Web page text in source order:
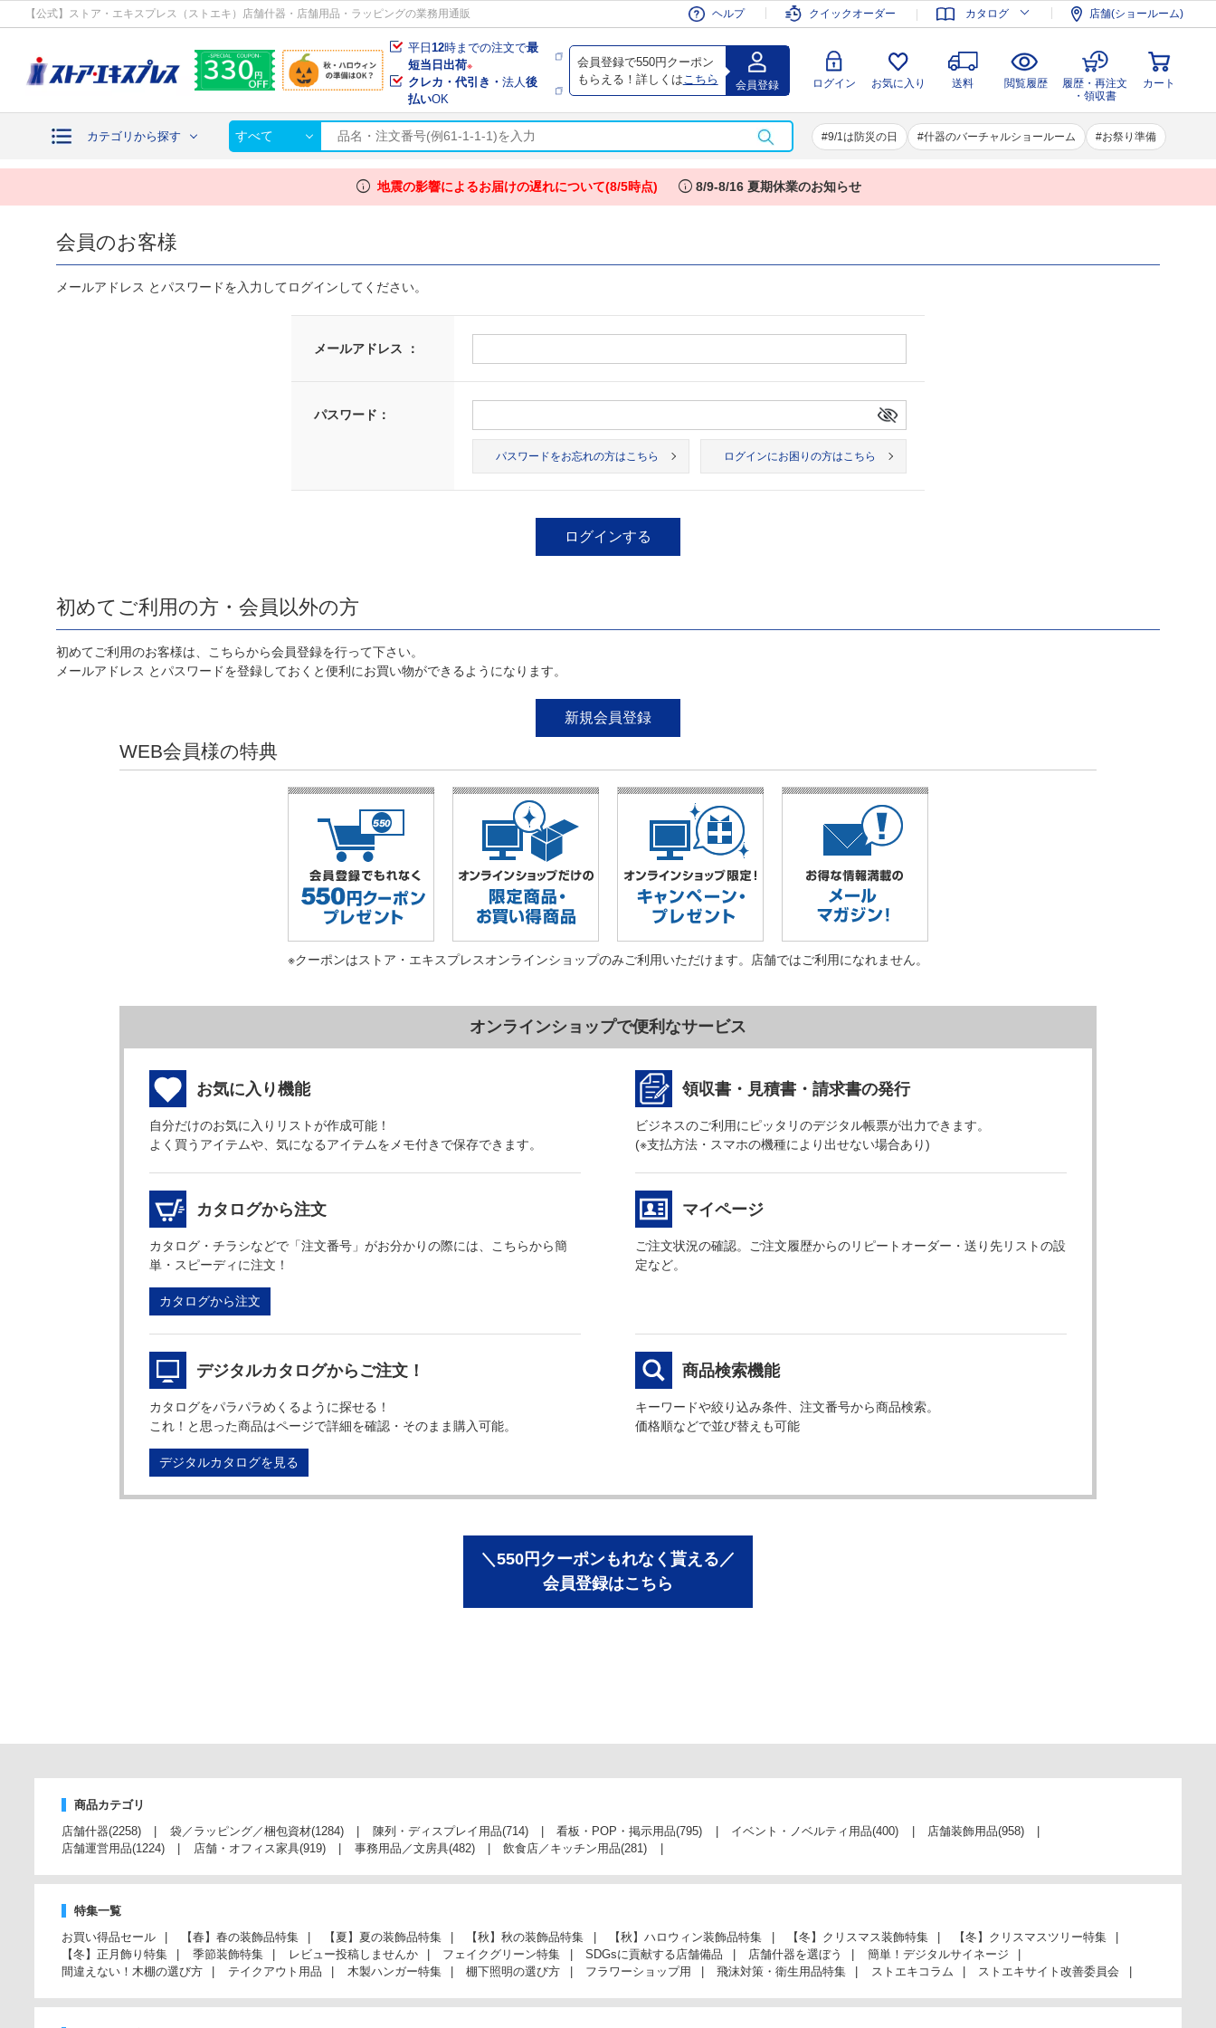
【公式】ストア・エキスプレス（ストエキ）店舗什器・店舗用品・ラッピングの業務用通販 ヘルプ クイックオーダー カタログ 店舗(ショールーム)
平日12時までの注文で最
短当日出荷※
クレカ・代引き・法人後
払いOK
会員登録で550円クーポン
もらえる！詳しくは こちら 会員登録 ログイン お気に入り 送料 閲覧履歴
履歴・再注文
・領収書
カート
カテゴリから探す すべて 9/1は防災の日 什器のバーチャルショールーム お祭り準備
会員登録 ログイン お気に入り 送料 閲覧履歴
履歴・再注文
・領収書
カート
info 地震の影響によるお届けの遅れについて(8/5時点) info 8/9-8/16 夏期休業のお知らせ
会員のお客様
メールアドレス とパスワードを入力してログインしてください。
メールアドレス ：
パスワード：
パスワードをお忘れの方はこちら ログインにお困りの方はこちら
初めてご利用の方・会員以外の方
初めてご利用のお客様は、こちらから会員登録を行って下さい。
メールアドレス とパスワードを登録しておくと便利にお買い物ができるようになります。
WEB会員様の特典
※クーポンはストア・エキスプレスオンラインショップのみご利用いただけます。店舗ではご利用になれません。
オンラインショップで便利なサービス
お気に入り機能
自分だけのお気に入りリストが作成可能！
よく買うアイテムや、気になるアイテムをメモ付きで保存できます。
領収書・見積書・請求書の発行
ビジネスのご利用にピッタリのデジタル帳票が出力できます。
(※支払方法・スマホの機種により出せない場合あり)
カタログから注文
カタログ・チラシなどで「注文番号」がお分かりの際には、こちらから簡
単・スピーディに注文！
カタログから注文
マイページ
ご注文状況の確認。ご注文履歴からのリピートオーダー・送り先リストの設
定など。
デジタルカタログからご注文！
カタログをパラパラめくるように探せる！
これ！と思った商品はページで詳細を確認・そのまま購入可能。
デジタルカタログを見る
商品検索機能
キーワードや絞り込み条件、注文番号から商品検索。
価格順などで並び替えも可能
＼550円クーポンもれなく貰える／
会員登録はこちら
商品カテゴリ
店舗什器(2258) 袋／ラッピング／梱包資材(1284) 陳列・ディスプレイ用品(714) 看板・POP・掲示用品(795) イベント・ノベルティ用品(400) 店舗装飾用品(958)
店舗運営用品(1224) 店舗・オフィス家具(919) 事務用品／文房具(482) 飲食店／キッチン用品(281)
特集一覧
お買い得品セール
【春】春の装飾品特集 【夏】夏の装飾品特集 【秋】秋の装飾品特集 【秋】ハロウィン装飾品特集 【冬】クリスマス装飾特集
【冬】クリスマスツリー特集
【冬】正月飾り特集
季節装飾特集 レビュー投稿しませんか フェイクグリーン特集 SDGsに貢献する店舗備品 店舗什器を選ぼう
簡単！デジタルサイネージ
間違えない！木棚の選び方
テイクアウト用品 木製ハンガー特集 棚下照明の選び方 フラワーショップ用 飛沫対策・衛生用品特集 ストエキコラム ストエキサイト改善委員会